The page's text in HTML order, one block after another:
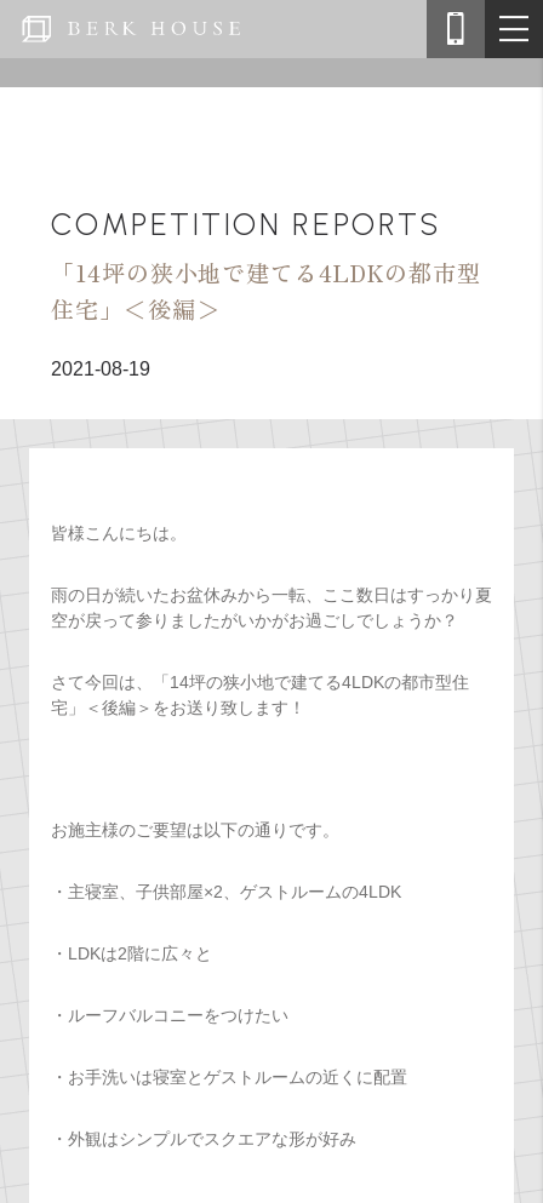
COMPETITION REPORTS
「14坪の狭小地で建てる4LDKの都市型
住宅」＜後編＞
2021-08-19
皆様こんにちは。
雨の日が続いたお盆休みから一転、ここ数日はすっかり夏
空が戻って参りましたがいかがお過ごしでしょうか？
さて今回は、「14坪の狭小地で建てる4LDKの都市型住
宅」＜後編＞をお送り致します！
お施主様のご要望は以下の通りです。
・主寝室、子供部屋×2、ゲストルームの4LDK
・LDKは2階に広々と
・ルーフバルコニーをつけたい
・お手洗いは寝室とゲストルームの近くに配置
・外観はシンプルでスクエアな形が好み